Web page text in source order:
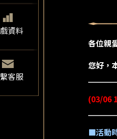
資料
客服
各位親
您好，
(03/06
■活動